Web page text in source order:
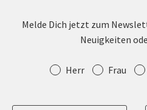
Melde Dich jetzt zum
Neuigkeiten
Anrede Herr Frau